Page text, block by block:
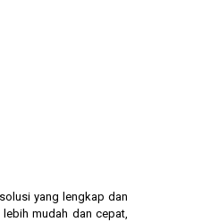
yang lengkap dan
mudah dan cepat,